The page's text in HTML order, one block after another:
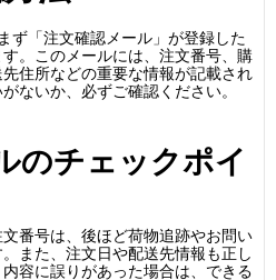
ず「注文確認メール」が登録した
。このメールには、注文番号、購
住所などの重要な情報が記載され
ないか、必ずご確認ください。
のチェックポイ
番号は、後ほど荷物追跡やお問い
また、注文日や配送先情報も正し
容に誤りがあった場合は、できる